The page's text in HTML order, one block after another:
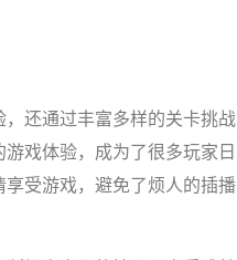
还通过丰富多样的关卡挑战
戏体验，成为了很多玩家日
受游戏，避免了烦人的插播